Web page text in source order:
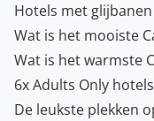
Hotels met
Wat is het mooiste
Wat is het warmste
6x Adults Only
De leukste plekken